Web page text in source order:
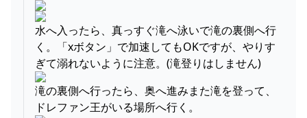
水へ入ったら、真っすぐ滝へ泳いで滝の裏側へ行
く。「xボタン」で加速してもOKですが、やりす
ぎて溺れないように注意。(滝登りはしません)
滝の裏側へ行ったら、奥へ進みまた滝を登って、
ドレファン王がいる場所へ行く。